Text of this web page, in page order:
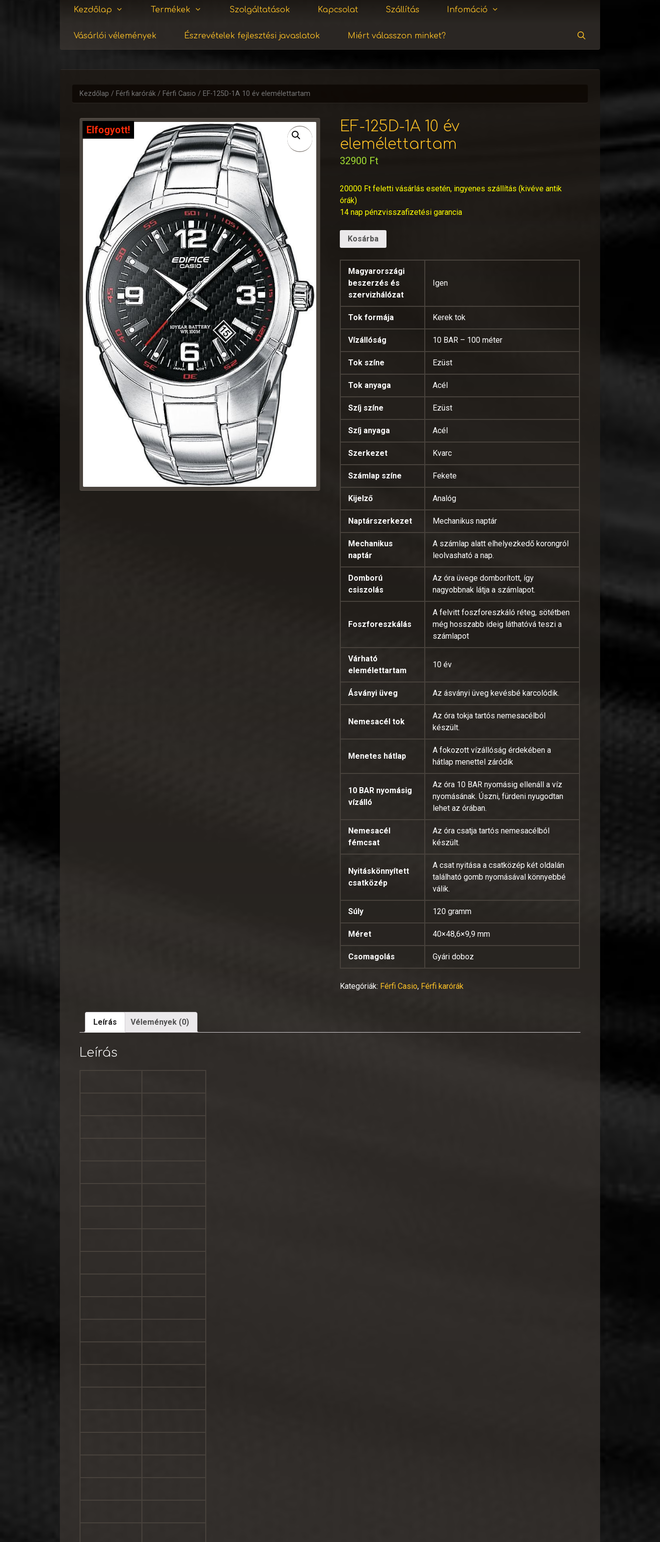
Kezdőlap Termékek Szolgáltatások Kapcsolat Szállítás Infomáció
Vásárlói vélemények Észrevételek fejlesztési javaslatok Miért válasszon minket?
Kezdőlap / Férfi karórák / Férfi Casio / EF-125D-1A 10 év elemélettartam
Elfogyott!
EF-125D-1A 10 év
elemélettartam
32900 Ft
20000 Ft feletti vásárlás esetén, ingyenes szállítás (kivéve antik
órák)
14 nap pénzvisszafizetési garancia
Kosárba
Magyarországi
beszerzés és
szervizhálózat
Igen
Tok formája Kerek tok
Vízállóság 10 BAR – 100 méter
Tok színe Ezüst
Tok anyaga Acél
Szíj színe Ezüst
Szíj anyaga Acél
Szerkezet Kvarc
Számlap színe Fekete
Kijelző Analóg
Naptárszerkezet Mechanikus naptár
Mechanikus
naptár
A számlap alatt elhelyezkedő korongról
leolvasható a nap.
Domború
csiszolás
Az óra üvege domborított, így
nagyobbnak látja a számlapot.
Foszforeszkálás
A felvitt foszforeszkáló réteg, sötétben
még hosszabb ideig láthatóvá teszi a
számlapot
Várható
elemélettartam
10 év
Ásványi üveg Az ásványi üveg kevésbé karcolódik.
Nemesacél tok
Az óra tokja tartós nemesacélból
készült.
Menetes hátlap
A fokozott vízállóság érdekében a
hátlap menettel záródik
10 BAR nyomásig
vízálló
Az óra 10 BAR nyomásig ellenáll a víz
nyomásának. Úszni, fürdeni nyugodtan
lehet az órában.
Nemesacél
fémcsat
Az óra csatja tartós nemesacélból
készült.
Nyitáskönnyített
csatközép
A csat nyitása a csatközép két oldalán
található gomb nyomásával könnyebbé
válik.
Súly 120 gramm
Méret 40×48,6×9,9 mm
Csomagolás Gyári doboz
Kategóriák: Férfi Casio, Férfi karórák
Leírás Vélemények (0)
Leírás